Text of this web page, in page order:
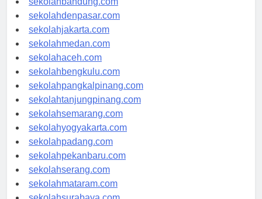
sekolahbandung.com
sekolahdenpasar.com
sekolahjakarta.com
sekolahmedan.com
sekolahaceh.com
sekolahbengkulu.com
sekolahpangkalpinang.com
sekolahtanjungpinang.com
sekolahsemarang.com
sekolahyogyakarta.com
sekolahpadang.com
sekolahpekanbaru.com
sekolahserang.com
sekolahmataram.com